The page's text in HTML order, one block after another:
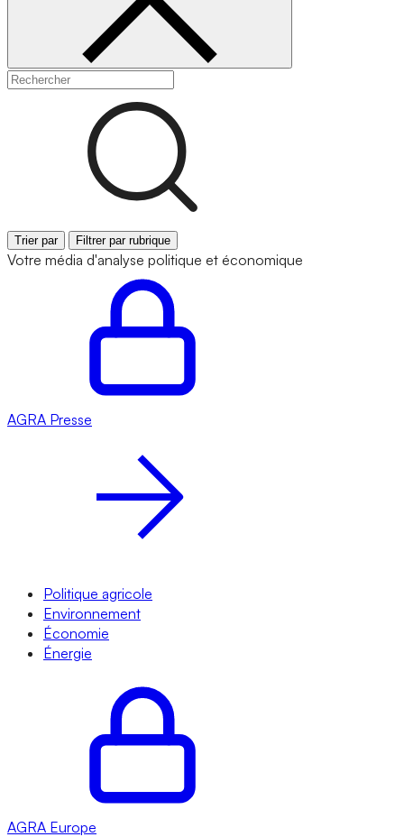
Trier par Filtrer par rubrique
Votre média d'analyse politique et économique
AGRA Presse
Politique agricole
Environnement
Économie
Énergie
AGRA Europe